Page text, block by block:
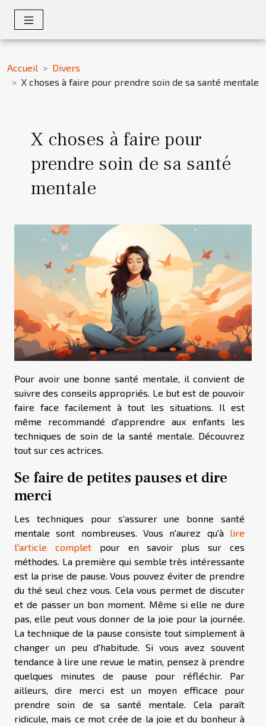
Accueil
Divers
X choses à faire pour prendre soin de sa santé mentale
X choses à faire pour
prendre soin de sa santé
mentale
Pour avoir une bonne santé mentale, il convient de
suivre des conseils appropriés. Le but est de pouvoir
faire face facilement à tout les situations. Il est
même recommandé d'apprendre aux enfants les
techniques de soin de la santé mentale. Découvrez
tout sur ces actrices.
Se faire de petites pauses et dire
merci
Les techniques pour s'assurer une bonne santé
mentale sont nombreuses. Vous n'aurez qu'à lire
l'article completpour en savoir plus sur ces
méthodes. La première qui semble très intéressante
est la prise de pause. Vous pouvez éviter de prendre
du thé seul chez vous. Cela vous permet de discuter
et de passer un bon moment. Même si elle ne dure
pas, elle peut vous donner de la joie pour la journée.
La technique de la pause consiste tout simplement à
changer un peu d'habitude. Si vous avez souvent
tendance à lire une revue le matin, pensez à prendre
quelques minutes de pause pour réfléchir. Par
ailleurs, dire merci est un moyen efficace pour
prendre soin de sa santé mentale. Cela paraît
ridicule, mais ce mot crée de la joie et du bonheur à